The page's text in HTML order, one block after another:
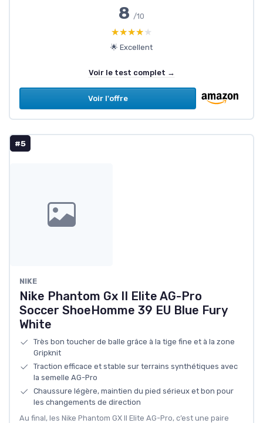
8 /10
★★★★★
★★★★★
🌟 Excellent
Voir le test complet →
Voir l'offre
#5
NIKE
Nike Phantom Gx II Elite AG-Pro
Soccer ShoeHomme 39 EU Blue Fury
White
Très bon toucher de balle grâce à la tige fine et à la zone
Gripknit
Traction efficace et stable sur terrains synthétiques avec
la semelle AG-Pro
Chaussure légère, maintien du pied sérieux et bon pour
les changements de direction
Au final, les Nike Phantom GX II Elite AG-Pro, c’est une paire